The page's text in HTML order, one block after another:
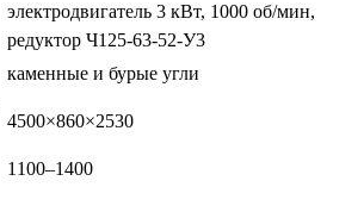
электродвигатель 3 кВт, 1000 об/мин,
редуктор Ч125-63-52-У3
каменные и бурые угли
4500×860×2530
1100–1400